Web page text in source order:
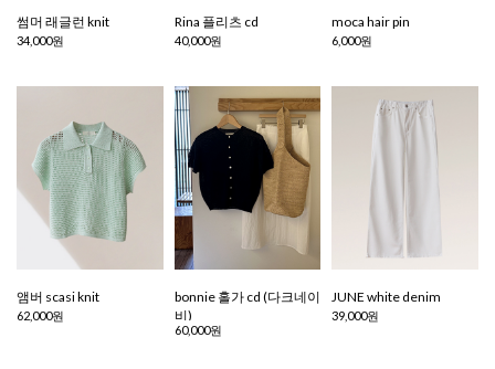
썸머 래글런 knit
34,000원
Rina 플리츠 cd
40,000원
moca hair pin
6,000원
앰버 scasi knit
62,000원
bonnie 홀가 cd (다크네이
비)
60,000원
JUNE white denim
39,000원